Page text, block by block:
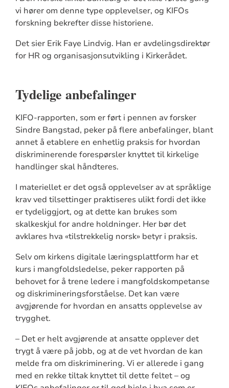
vi hører om denne type opplevelser, og KIFOs
forskning bekrefter disse historiene.
Det sier Erik Faye Lindvig. Han er avdelingsdirektør
for HR og organisasjonsutvikling i Kirkerådet.
Tydelige anbefalinger
KIFO-rapporten, som er ført i pennen av forsker
Sindre Bangstad, peker på flere anbefalinger, blant
annet å etablere en enhetlig praksis for hvordan
diskriminerende forespørsler knyttet til kirkelige
handlinger skal håndteres.
I materiellet er det også opplevelser av at språklige
krav ved tilsettinger praktiseres ulikt fordi det ikke
er tydeliggjort, og at dette kan brukes som
skalkeskjul for andre holdninger. Her bør det
avklares hva «tilstrekkelig norsk» betyr i praksis.
Selv om kirkens digitale læringsplattform har et
kurs i mangfoldsledelse, peker rapporten på
behovet for å trene ledere i mangfoldskompetanse
og diskrimineringsforståelse. Det kan være
avgjørende for hvordan en ansatts opplevelse av
trygghet.
– Det er helt avgjørende at ansatte opplever det
trygt å være på jobb, og at de vet hvordan de kan
melde fra om diskriminering. Vi er allerede i gang
med en rekke tiltak knyttet til dette feltet – og